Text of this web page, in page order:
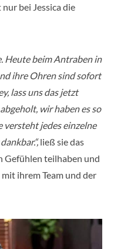
bei Jessica die
Heute beim Antraben in
ihre Ohren sind sofort
lass uns das jetzt
wir haben es so
versteht jedes einzelne
ließ sie das
Gefühlen teilhaben und
ihrem Team und der